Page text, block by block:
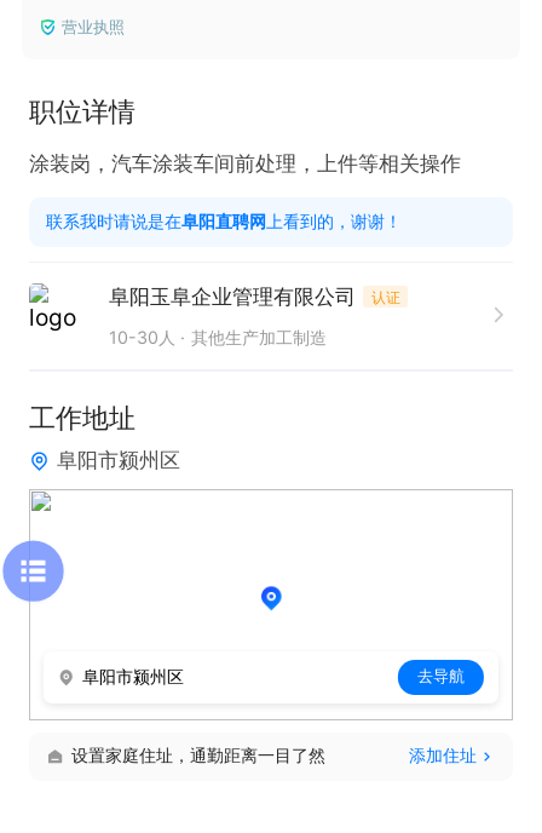
营业执照
职位详情
涂装岗，汽车涂装车间前处理，上件等相关操作
联系我时请说是在阜阳直聘网 上看到的，谢谢！
阜阳玉阜企业管理有限公司 认证
10-30人 其他生产加工制造
工作地址
阜阳市颍州区
阜阳市颍州区 去导航
设置家庭住址，通勤距离一目了然 添加住址